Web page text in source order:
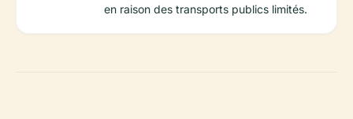
en raison des transports publics limités.